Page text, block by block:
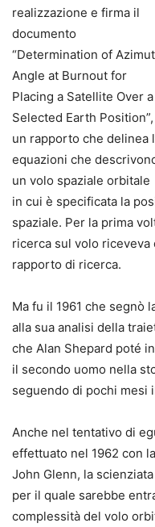
realizzazione e firma il
documento
“Determination of
Angle at Burnout for
Placing a Satellite Over a
Selected Earth Position”,
un rapporto che delinea
equazioni che
un volo spaziale orbitale
in cui è specificata la
spaziale. Per la prima
ricerca sul volo
rapporto di ricerca.
Ma fu il 1961 che segnò
alla sua analisi della
che Alan Shepard poté
il secondo uomo nella
seguendo di pochi mesi
Anche nel tentativo di
effettuato nel 1962 con
John Glenn, la
per il quale sarebbe
complessità del volo